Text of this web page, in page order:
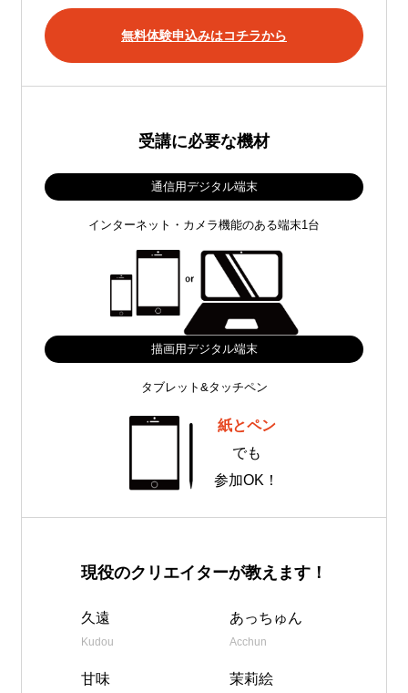
無料体験申込みはコチラから
受講に必要な機材
通信用デジタル端末
インターネット・カメラ機能のある端末1台
描画用デジタル端末
タブレット&タッチペン
紙とペン
でも
参加OK！
現役のクリエイターが教えます！
久遠
Kudou
あっちゅん
Acchun
甘味 茉莉絵